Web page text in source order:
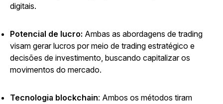
digitais.
Potencial de lucro: Ambas as abordagens de trading
visam gerar lucros por meio de trading estratégico e
decisões de investimento, buscando capitalizar os
movimentos do mercado.
Tecnologia blockchain: Ambos os métodos tiram